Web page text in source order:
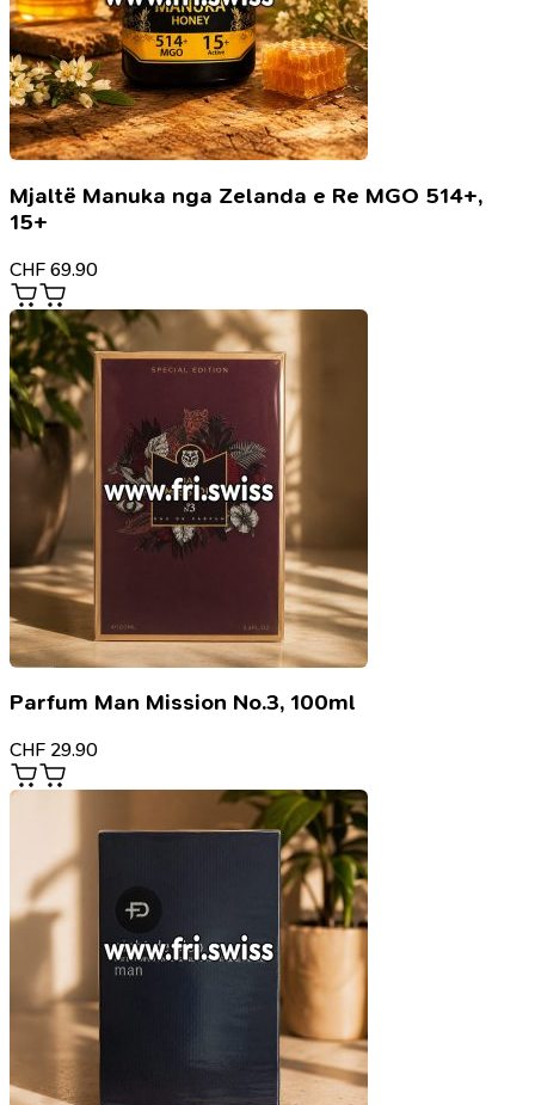
Mjaltë Manuka nga Zelanda e Re MGO 514+,
15+
CHF 69.90
Parfum Man Mission No.3, 100ml
CHF 29.90